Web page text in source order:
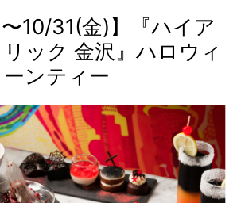
〜10/31(金)】『ハイア
ック 金沢』ハロウィ
ンティー